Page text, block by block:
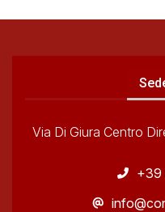
Via Di Giura Centro
+39